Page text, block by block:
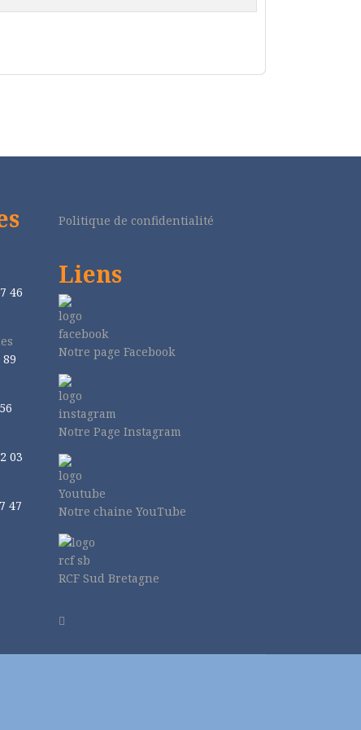
46
03
47
Politique de confidentialité
Liens
Notre page Facebook
Notre Page Instagram
Notre chaine YouTube
RCF Sud Bretagne